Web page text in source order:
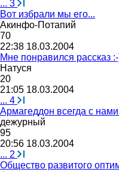
... 3
Вот избрали мы его...
Акинфо-Потапий
70
22:38 18.03.2004
Мне понравился рассказ
Натуся
20
21:05 18.03.2004
... 4
Армагеддон всегда с
дежурный
95
20:56 18.03.2004
... 2
Общество развитого